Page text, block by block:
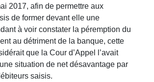
2017, afin de permettre aux
de former devant elle une
à voir constater la péremption du
au détriment de la banque, cette
que la Cour d’Appel l’avait
situation de net désavantage par
saisis.